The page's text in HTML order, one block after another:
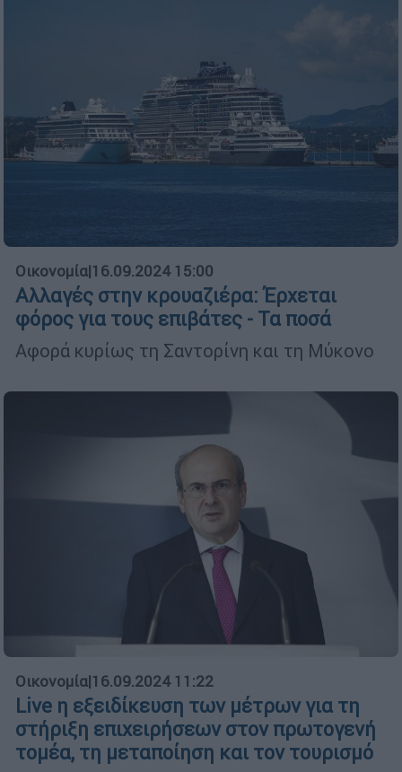
Οικονομία|16.09.2024 15:00
Αλλαγές στην κρουαζιέρα: Έρχεται
φόρος για τους επιβάτες - Τα ποσά
Αφορά κυρίως τη Σαντορίνη και τη Μύκονο
Οικονομία|16.09.2024 11:22
Live η εξειδίκευση των μέτρων για τη
στήριξη επιχειρήσεων στον πρωτογενή
τομέα, τη μεταποίηση και τον τουρισμό